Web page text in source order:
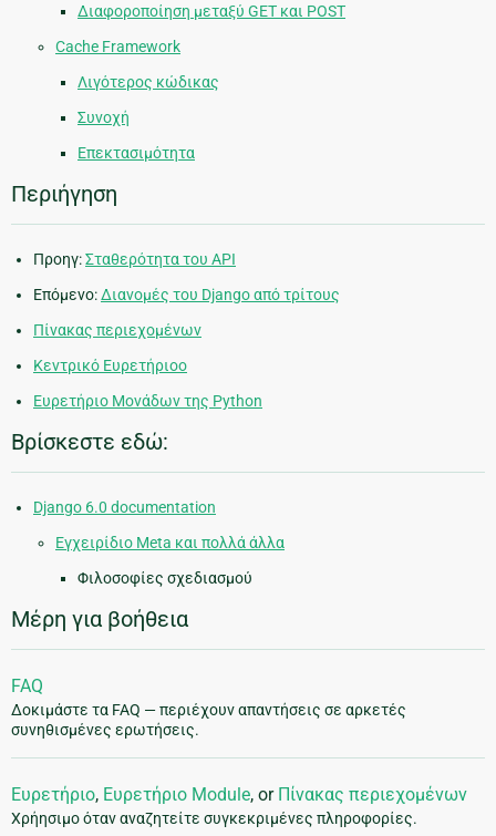
Διαφοροποίηση μεταξύ GET και POST
Cache Framework
Λιγότερος κώδικας
Συνοχή
Επεκτασιμότητα
Περιήγηση
Προηγ:Σταθερότητα του API
Επόμενο:Διανομές του Django από τρίτους
Πίνακας περιεχομένων
Κεντρικό Ευρετήριοο
Ευρετήριο Μονάδων της Python
Βρίσκεστε εδώ:
Django 6.0 documentation
Εγχειρίδιο Meta και πολλά άλλα
Φιλοσοφίες σχεδιασμού
Μέρη για βοήθεια
FAQ
Δοκιμάστε τα FAQ — περιέχουν απαντήσεις σε αρκετές
συνηθισμένες ερωτήσεις.
Ευρετήριο, Ευρετήριο Module, or Πίνακας περιεχομένων
Χρήησιμο όταν αναζητείτε συγκεκριμένες πληροφορίες.